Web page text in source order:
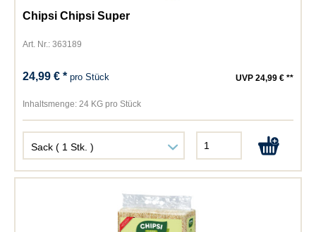
Chipsi Chipsi Super
Art. Nr.: 363189
24,99 € *pro Stück UVP 24,99 € **
Inhaltsmenge: 24 KG pro Stück